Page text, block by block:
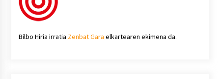
Bilbo Hiria irratia Zenbat Gara elkartearen ekimena da.